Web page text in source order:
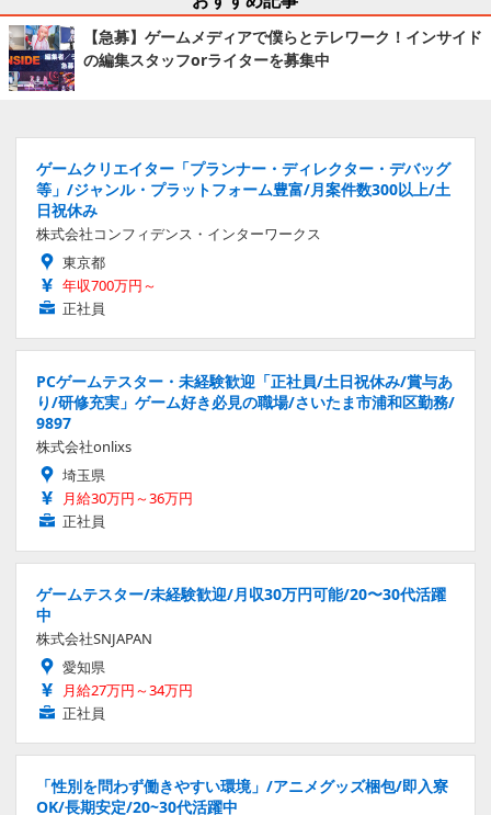
【急募】ゲームメディアで僕らとテレワーク！インサイド
の編集スタッフorライターを募集中
ゲームクリエイター「プランナー・ディレクター・デバッグ
等」/ジャンル・プラットフォーム豊富/月案件数300以上/土
日祝休み
株式会社コンフィデンス・インターワークス
東京都
年収700万円～
正社員
PCゲームテスター・未経験歓迎「正社員/土日祝休み/賞与あ
り/研修充実」ゲーム好き必見の職場/さいたま市浦和区勤務/
9897
株式会社onlixs
埼玉県
月給30万円～36万円
正社員
ゲームテスター/未経験歓迎/月収30万円可能/20〜30代活躍
中
株式会社SNJAPAN
愛知県
月給27万円～34万円
正社員
「性別を問わず働きやすい環境」/アニメグッズ梱包/即入寮
OK/長期安定/20~30代活躍中